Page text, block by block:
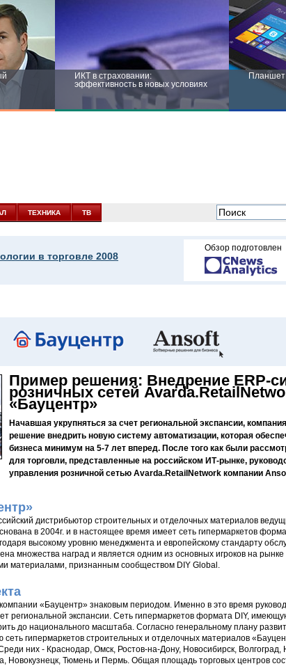
ИКТ в страховании:
эффективность в новых условиях
Планшет
новых условиях
ТЕХНИКА ТВ
в торговле 2008
Обзор подготовлен
Пример решения: Внедрение ERP-
розничных сетей
«Бауцентр»
Начавшая укрупняться за счет региональной экспансии,
решение внедрить новую систему автоматизации, которая
бизнеса минимум на 5-7 лет вперед. После того как были
для торговли, представленные на российском ИТ-рынке,
управления розничной сетью Avarda.RetailNetwork компании
дистрибьютор строительных и отделочных материалов
в 2004г. и в настоящее время имеет сеть гипермаркетов
высокому уровню менеджмента и европейскому стандарту
множества наград и является одним из основных игроков на рынке
материалами, признанным сообществом DIY Global.
«Бауцентр» знаковым периодом. Именно в это время
региональной экспансии. Сеть гипермаркетов формата DIY,
до национального масштаба. Согласно генеральному плану
сеть гипермаркетов строительных и отделочных материалов
них - Краснодар, Омск, Ростов-на-Дону, Новосибирск,
Новокузнецк, Тюмень и Пермь. Общая площадь торговых центров